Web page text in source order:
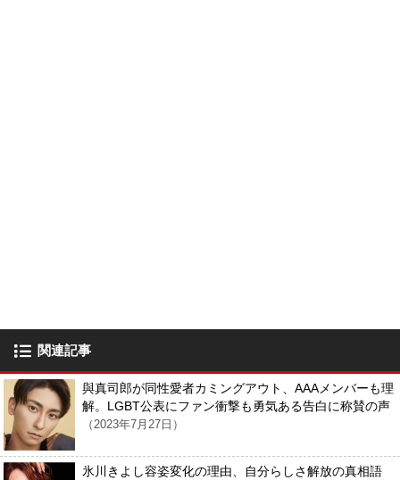
関連記事
與真司郎が同性愛者カミングアウト、AAAメンバーも理
解。LGBT公表にファン衝撃も勇気ある告白に称賛の声
（2023年7月27日）
氷川きよし容姿変化の理由、自分らしさ解放の真相語